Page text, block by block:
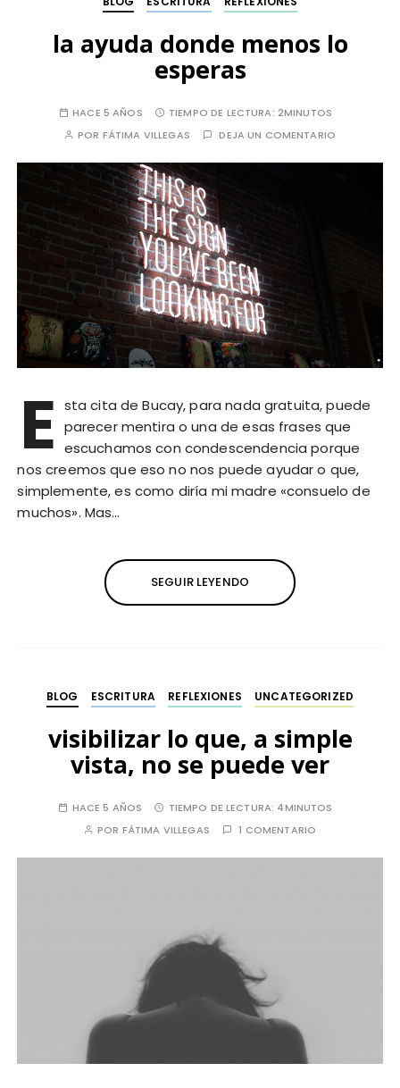
la ayuda donde menos lo
esperas
HACE 5 AÑOS TIEMPO DE LECTURA: 2MINUTOS
POR FÁTIMA VILLEGAS DEJA UN COMENTARIO
E sta cita de Bucay, para nada gratuita, puede
parecer mentira o una de esas frases que
escuchamos con condescendencia porque
nos creemos que eso no nos puede ayudar o que,
simplemente, es como diría mi madre «consuelo de
muchos». Mas…
SEGUIR LEYENDO
BLOG ESCRITURA REFLEXIONES UNCATEGORIZED
visibilizar lo que, a simple
vista, no se puede ver
HACE 5 AÑOS TIEMPO DE LECTURA: 4MINUTOS
POR FÁTIMA VILLEGAS 1 COMENTARIO